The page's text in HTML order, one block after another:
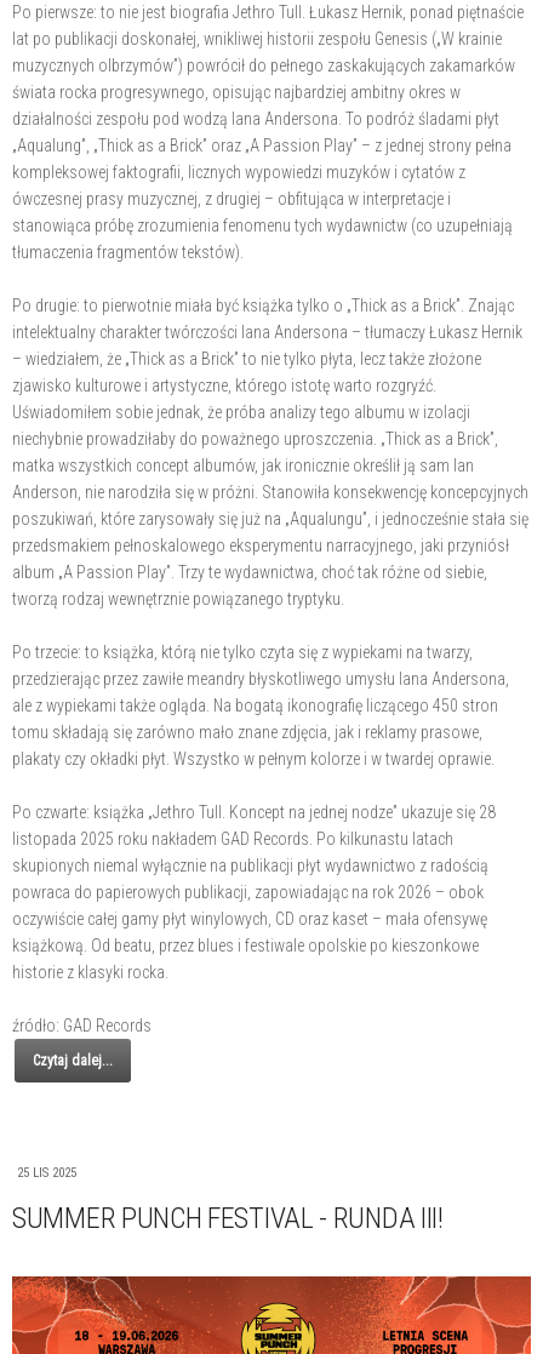
Po pierwsze: to nie jest biografia Jethro Tull. Łukasz Hernik, ponad piętnaście
lat po publikacji doskonałej, wnikliwej historii zespołu Genesis („W krainie
muzycznych olbrzymów”) powrócił do pełnego zaskakujących zakamarków
świata rocka progresywnego, opisując najbardziej ambitny okres w
działalności zespołu pod wodzą Iana Andersona. To podróż śladami płyt
„Aqualung”, „Thick as a Brick” oraz „A Passion Play” – z jednej strony pełna
kompleksowej faktografii, licznych wypowiedzi muzyków i cytatów z
ówczesnej prasy muzycznej, z drugiej – obfitująca w interpretacje i
stanowiąca próbę zrozumienia fenomenu tych wydawnictw (co uzupełniają
tłumaczenia fragmentów tekstów).
Po drugie: to pierwotnie miała być książka tylko o „Thick as a Brick”. Znając
intelektualny charakter twórczości Iana Andersona – tłumaczy Łukasz Hernik
– wiedziałem, że „Thick as a Brick” to nie tylko płyta, lecz także złożone
zjawisko kulturowe i artystyczne, którego istotę warto rozgryźć.
Uświadomiłem sobie jednak, że próba analizy tego albumu w izolacji
niechybnie prowadziłaby do poważnego uproszczenia. „Thick as a Brick”,
matka wszystkich concept albumów, jak ironicznie określił ją sam Ian
Anderson, nie narodziła się w próżni. Stanowiła konsekwencję koncepcyjnych
poszukiwań, które zarysowały się już na „Aqualungu”, i jednocześnie stała się
przedsmakiem pełnoskalowego eksperymentu narracyjnego, jaki przyniósł
album „A Passion Play”. Trzy te wydawnictwa, choć tak różne od siebie,
tworzą rodzaj wewnętrznie powiązanego tryptyku.
Po trzecie: to książka, którą nie tylko czyta się z wypiekami na twarzy,
przedzierając przez zawiłe meandry błyskotliwego umysłu Iana Andersona,
ale z wypiekami także ogląda. Na bogatą ikonografię liczącego 450 stron
tomu składają się zarówno mało znane zdjęcia, jak i reklamy prasowe,
plakaty czy okładki płyt. Wszystko w pełnym kolorze i w twardej oprawie.
Po czwarte: książka „Jethro Tull. Koncept na jednej nodze” ukazuje się 28
listopada 2025 roku nakładem GAD Records. Po kilkunastu latach
skupionych niemal wyłącznie na publikacji płyt wydawnictwo z radością
powraca do papierowych publikacji, zapowiadając na rok 2026 – obok
oczywiście całej gamy płyt winylowych, CD oraz kaset – mała ofensywę
książkową. Od beatu, przez blues i festiwale opolskie po kieszonkowe
historie z klasyki rocka.
źródło: GAD Records
Czytaj dalej...
25 LIS 2025
SUMMER PUNCH FESTIVAL - RUNDA III!